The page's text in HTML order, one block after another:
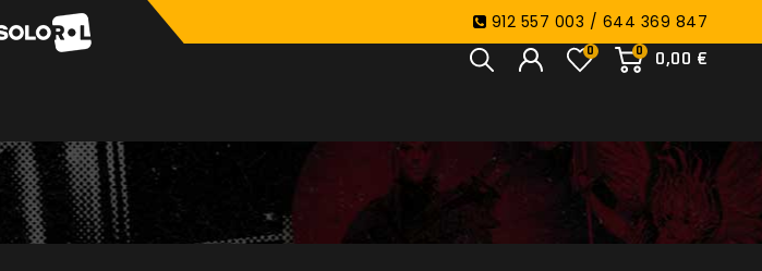
912 557 003 / 644 369 847
0
0,00 €
0